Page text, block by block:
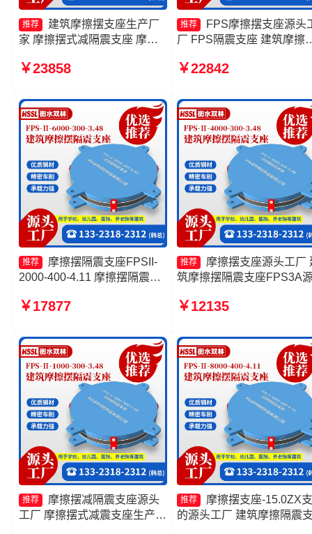
推荐
建筑摩擦摆支座生产厂
家 摩擦摆式减隔震支座 摩擦
筑摩擦摆隔震支座FPS3A厂家
￥23858
推荐
FPS摩擦摆支座源头
厂 FPS隔震支座 建筑摩擦
擦摆隔振支座源头工厂
￥22842
推荐
摩擦摆隔震支座FPSII-
2000-400-4.11 摩擦摆隔震支
摩擦摆支座 FPS-AS2A隔震支
￥17877
推荐
摩擦摆支座源头工厂
筑摩擦摆隔震支座FPS3A
2000-400-4.11源头工厂 摩
4.11生产厂家
￥12135
推荐
摩擦摆减隔震支座源头
工厂 摩擦摆式减震支座生产厂
推荐
摩擦摆支座-15.0ZX
的源头工厂 建筑摩擦隔震